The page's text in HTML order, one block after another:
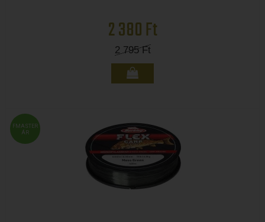
2 380 Ft
2 795Ft
FMASTER
ÁR